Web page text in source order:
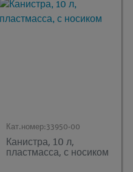
Кат.номер:33950-00
Канистра, 10 л,
пластмасса, с носиком